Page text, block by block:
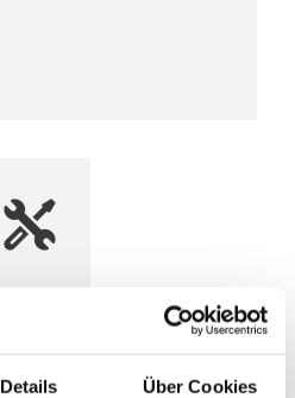
Details Über Cookies